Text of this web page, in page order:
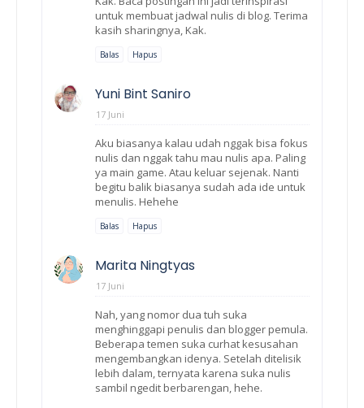
untuk membuat jadwal nulis di blog. Terima
kasih sharingnya, Kak.
Balas Hapus
Yuni Bint Saniro
17 Juni
Aku biasanya kalau udah nggak bisa fokus
nulis dan nggak tahu mau nulis apa. Paling
ya main game. Atau keluar sejenak. Nanti
begitu balik biasanya sudah ada ide untuk
menulis. Hehehe
Balas Hapus
Marita Ningtyas
17 Juni
Nah, yang nomor dua tuh suka
menghinggapi penulis dan blogger pemula.
Beberapa temen suka curhat kesusahan
mengembangkan idenya. Setelah ditelisik
lebih dalam, ternyata karena suka nulis
sambil ngedit berbarengan, hehe.